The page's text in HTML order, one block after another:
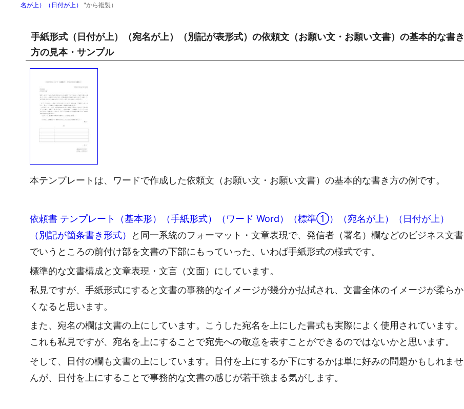
名が上）（日付が上）"から複製）
手紙形式（日付が上）（宛名が上）（別記が表形式）の依頼文（お願い文・お願い文書）の基本的な書き
方の見本・サンプル
本テンプレートは、ワードで作成した依頼文（お願い文・お願い文書）の基本的な書き方の例です。
依頼書 テンプレート（基本形）（手紙形式）（ワード Word）（標準①）（宛名が上）（日付が上）
（別記が箇条書き形式）
と同一系統のフォーマット・文章表現で、発信者（署名）欄などのビジネス文書
でいうところの前付け部を文書の下部にもっていった、いわば手紙形式の様式です。
標準的な文書構成と文章表現・文言（文面）にしています。
私見ですが、手紙形式にすると文書の事務的なイメージが幾分か払拭され、文書全体のイメージが柔らか
くなると思います。
また、宛名の欄は文書の上にしています。こうした宛名を上にした書式も実際によく使用されています。
これも私見ですが、宛名を上にすることで宛先への敬意を表すことができるのではないかと思います。
そして、日付の欄も文書の上にしています。日付を上にするか下にするかは単に好みの問題かもしれませ
んが、日付を上にすることで事務的な文書の感じが若干強まる気がします。